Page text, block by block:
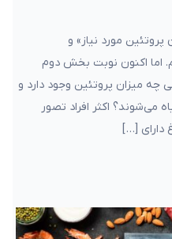
مورد نیاز» و
اما اکنون نوبت بخش دوم
چه میزان پروتئین وجود دارد و
می‌شوند؟ اکثر افراد تصور